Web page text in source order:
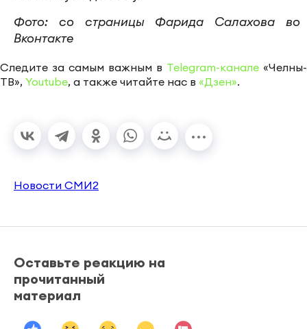
Фото: со страницы Фарида Салахова во
Вконтакте
Следите за самым важным в Telegram-канале «Челны-
ТВ», Youtube, а также читайте нас в «Дзен».
Новости СМИ2
Оставьте реакцию на
прочитанный
материал